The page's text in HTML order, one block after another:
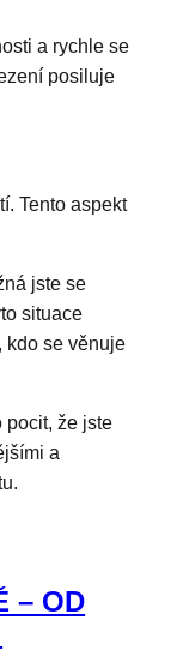
a rychle se
posiluje
Tento aspekt
jste se
situace
kdo se věnuje
pocit, že jste
a
– OD